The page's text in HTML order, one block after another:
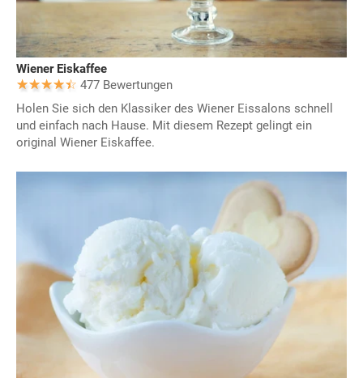
Wiener Eiskaffee
477 Bewertungen
Holen Sie sich den Klassiker des Wiener Eissalons schnell
und einfach nach Hause. Mit diesem Rezept gelingt ein
original Wiener Eiskaffee.